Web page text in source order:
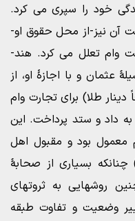
خود را سپری می کرد.
آن نیز-از محل حقوق او-
وام تعلل می کرد. هند-
عثمان و با اجازۀ او، از
طلا) برای تجارت وام
داد و ستد پرداخت. این
معمول بود و مقبول اهل
(انصاری، دولت آفتاب، ص۸۴) چنانکه بسیاری از صحابۀ
روشهایی به ثروتهای
وضعیت و تفاوت طبقه